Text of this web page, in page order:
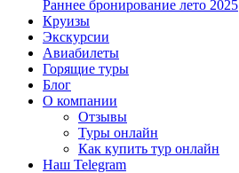
Раннее бронирование лето 2025
Круизы
Экскурсии
Авиабилеты
Горящие туры
Блог
О компании
Отзывы
Туры онлайн
Как купить тур онлайн
Наш Telegram